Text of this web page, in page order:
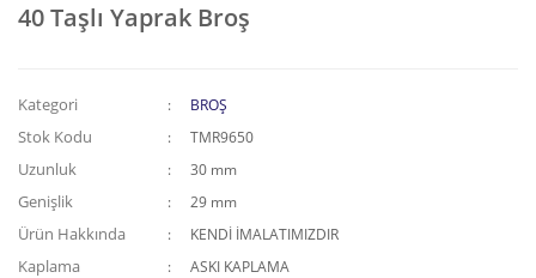
40 Taşlı Yaprak Broş
Kategori BROŞ
Stok Kodu TMR9650
Uzunluk 30 mm
Genişlik 29 mm
Ürün Hakkında KENDİ İMALATIMIZDIR
Kaplama ASKI KAPLAMA